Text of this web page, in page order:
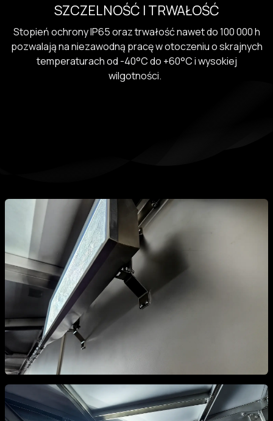
SZCZELNOŚĆ I TRWAŁOŚĆ
Stopień ochrony IP65 oraz trwałość nawet do 100 000 h
pozwalają na niezawodną pracę w otoczeniu o skrajnych
temperaturach od -40°C do +60°C i wysokiej
wilgotności.